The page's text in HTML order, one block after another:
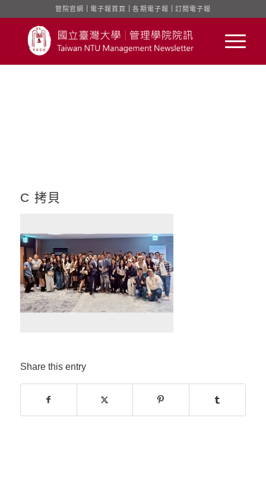
管院官網 電子報首頁 ｜各期電子報 訂閱電子報
C 拷貝
Share this entry